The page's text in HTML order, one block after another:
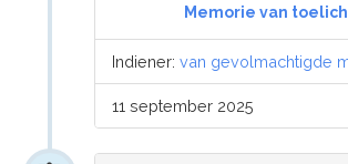
Memorie van
Indiener:van gevolmachtigde
11 september 2025